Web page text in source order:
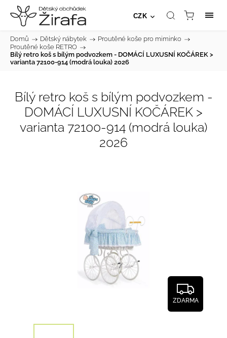
CZK
Domů / Dětský nábytek / Proutěné koše pro miminko /
Proutěné koše RETRO /
Bílý retro koš s bílým podvozkem - DOMÁCÍ LUXUSNÍ KOČÁREK >
varianta 72100-914 (modrá louka) 2026
Bílý retro koš s bílým podvozkem -
DOMÁCÍ LUXUSNÍ KOČÁREK >
varianta 72100-914 (modrá louka)
2026
ZDARMA